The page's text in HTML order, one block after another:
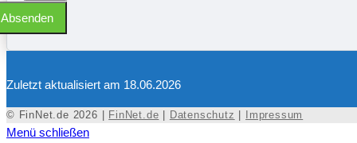
Absenden
Zuletzt aktualisiert am 18.06.2026
© FinNet.de 2026 | FinNet.de Datenschutz Impressum
Menü schließen